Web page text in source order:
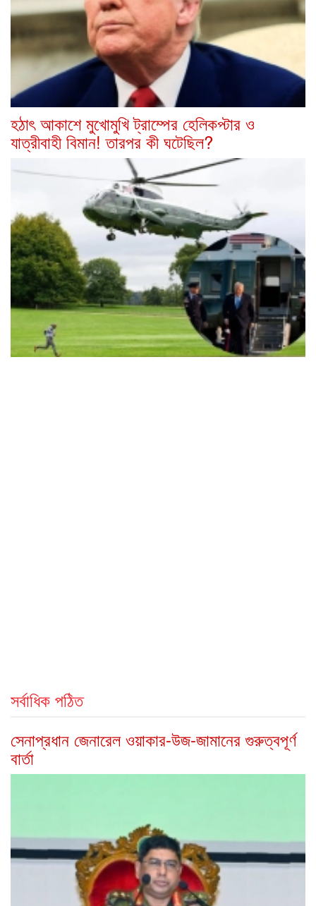
হঠাৎ আকাশে মুখোমুখি ট্রাম্পের হেলিকপ্টার ও
যাত্রীবাহী বিমান! তারপর কী ঘটেছিল?
সর্বাধিক পঠিত
সেনাপ্রধান জেনারেল ওয়াকার-উজ-জামানের গুরুত্বপূর্ণ
বার্তা